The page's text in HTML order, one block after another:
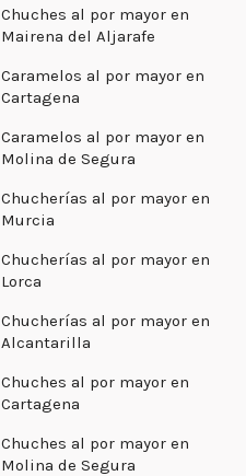
Chuches al por mayor en
Mairena del Aljarafe
Caramelos al por mayor en
Cartagena
Caramelos al por mayor en
Molina de Segura
Chucherías al por mayor en
Murcia
Chucherías al por mayor en
Lorca
Chucherías al por mayor en
Alcantarilla
Chuches al por mayor en
Cartagena
Chuches al por mayor en
Molina de Segura